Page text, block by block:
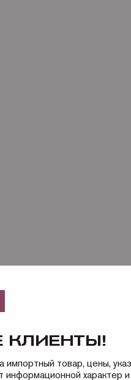
КЛИЕНТЫ!
импортный товар, цены,
информационной характер и